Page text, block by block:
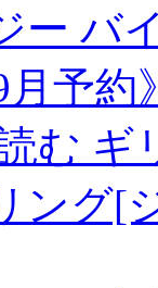
ー バ
予約
む ギ
ング[